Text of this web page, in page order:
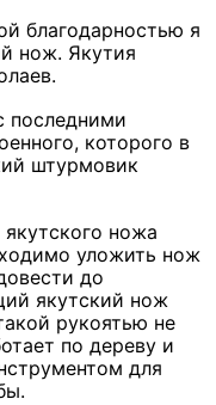
благодарностью я
нож. Якутия
последними
которого в
штурмовик
ножа
уложить нож
до
якутский нож
рукоятью не
по дереву и
для